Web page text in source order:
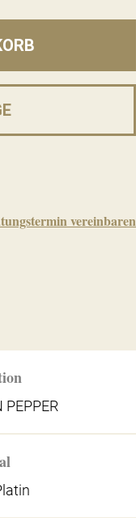
vereinbaren
PEPPER